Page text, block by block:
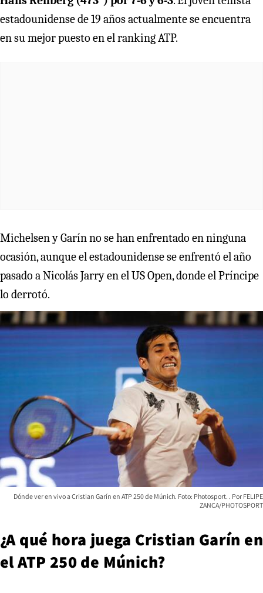
estadounidense de 19 años actualmente se encuentra
en su mejor puesto en el ranking ATP.
Michelsen y Garín no se han enfrentado en ninguna
ocasión, aunque el estadounidense se enfrentó el año
pasado a Nicolás Jarry en el US Open, donde el Príncipe
lo derrotó.
Dónde ver en vivo a Cristian Garín en ATP 250 de Múnich. Foto: Photosport.
FELIPE
ZANCA/PHOTOSPORT
¿A qué hora juega Cristian Garín en
el ATP 250 de Múnich?